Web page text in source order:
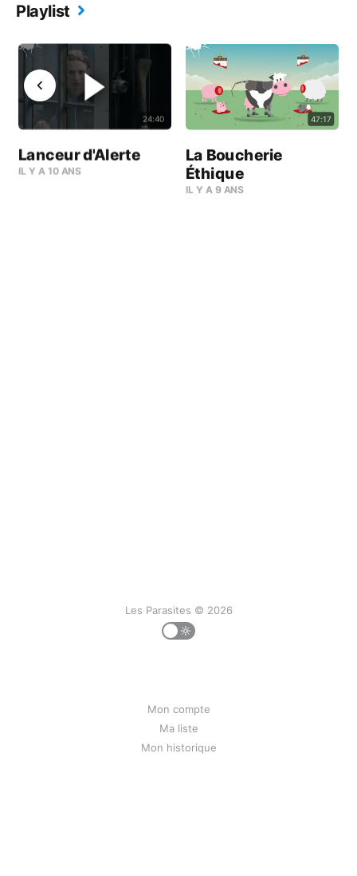
Playlist
24:40
Lanceur d'Alerte
IL Y A 10 ANS
47:17
La Boucherie
Éthique
IL Y A 9 ANS
Les Parasites © 2026
Mon compte
Ma liste
Mon historique